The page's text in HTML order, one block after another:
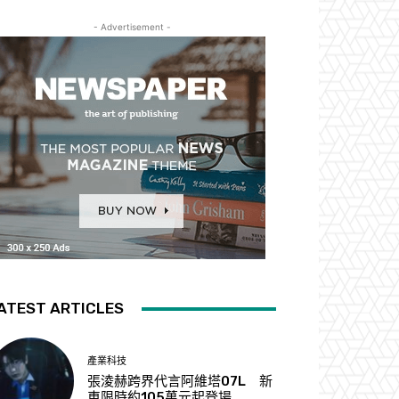
- Advertisement -
ARTICLES
產業科技
張淩赫跨界代言阿維塔07L 新